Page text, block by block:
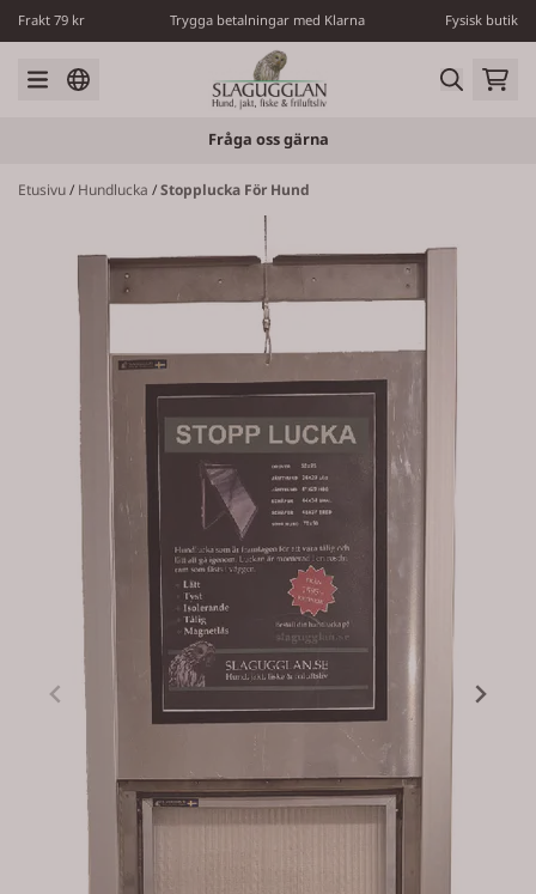
Siirry sisältöön
Frakt 79 kr Trygga betalningar med Klarna Fysisk butik
Fråga oss gärna
Etusivu/ Hundlucka /Stopplucka För Hund